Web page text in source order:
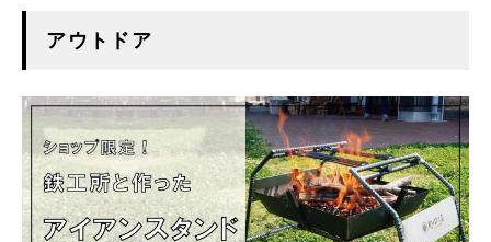
アウトドア